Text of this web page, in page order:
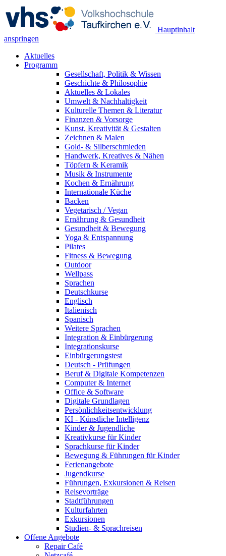
Hauptinhalt
anspringen
Aktuelles
Programm
Gesellschaft, Politik & Wissen
Geschichte & Philosophie
Aktuelles & Lokales
Umwelt & Nachhaltigkeit
Kulturelle Themen & Literatur
Finanzen & Vorsorge
Kunst, Kreativität & Gestalten
Zeichnen & Malen
Gold- & Silberschmieden
Handwerk, Kreatives & Nähen
Töpfern & Keramik
Musik & Instrumente
Kochen & Ernährung
Internationale Küche
Backen
Vegetarisch / Vegan
Ernährung & Gesundheit
Gesundheit & Bewegung
Yoga & Entspannung
Pilates
Fitness & Bewegung
Outdoor
Wellpass
Sprachen
Deutschkurse
Englisch
Italienisch
Spanisch
Weitere Sprachen
Integration & Einbürgerung
Integrationskurse
Einbürgerungstest
Deutsch - Prüfungen
Beruf & Digitale Kompetenzen
Computer & Internet
Office & Software
Digitale Grundlagen
Persönlichkeitsentwicklung
KI - Künstliche Intelligenz
Kinder & Jugendliche
Kreativkurse für Kinder
Sprachkurse für Kinder
Bewegung & Führungen für Kinder
Ferienangebote
Jugendkurse
Führungen, Exkursionen & Reisen
Reisevorträge
Stadtführungen
Kulturfahrten
Exkursionen
Studien- & Sprachreisen
Offene Angebote
Repair Café